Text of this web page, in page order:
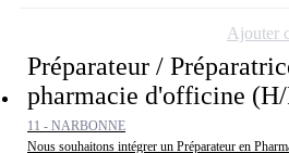
Préparateur /
pharmacie d'officine
11 - NARBONNE
Nous souhaitons intégrer un Préparateur en
Ajouter